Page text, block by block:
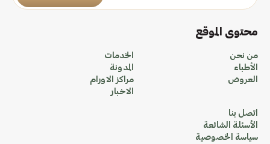
محتوى الموقع
من نحن
الأطباء
العروض
الخدمات
المدونة
مراكز الاورام
الاخبار
اتصل بنا
الأسئلة الشائعة
سياسة الخصوصية